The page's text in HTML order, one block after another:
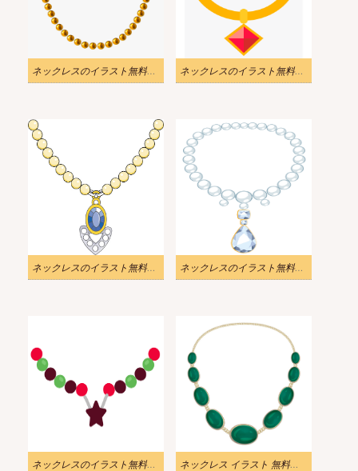
ネックレスのイラスト無料写真 ネックレスのイラスト無料写真 2
ネックレスのイラスト無料画像 ネックレスのイラスト無料画像 2
ネックレスのイラスト無料ダウンロード ネックレス イラスト 無料素材